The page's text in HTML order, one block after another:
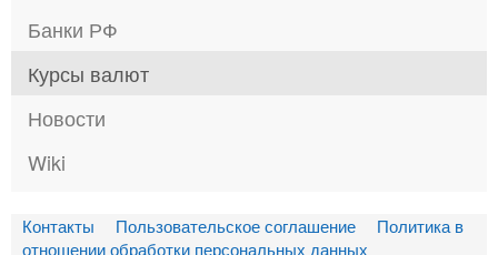
Банки РФ
Курсы валют
Новости
Wiki
Контакты Пользовательское соглашение
Политика в
отношении обработки персональных данных